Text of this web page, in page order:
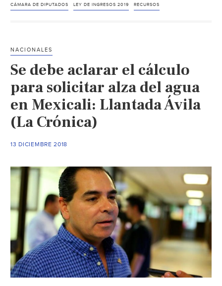
Lázaro
(La
Jornada)
CÁMARA DE DIPUTADOS LEY DE INGRESOS 2019 RECURSOS
NACIONALES
Se debe aclarar el cálculo
para solicitar alza del agua
en Mexicali: Llantada Ávila
(La Crónica)
13 DICIEMBRE 2018